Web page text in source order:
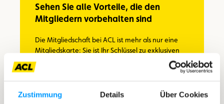
Zustimmung Details Über Cookies
Sehen Sie alle Vorteile, die den
Mitgliedern vorbehalten sind
Die Mitgliedschaft bei ACL ist mehr als nur eine
Mitgliedskarte: Sie ist Ihr Schlüssel zu exklusiven
Vorteilen. Entdecken Sie mit uns die Welt – mit
jedem Einsatz Ihrer Karte macht sich Ihre